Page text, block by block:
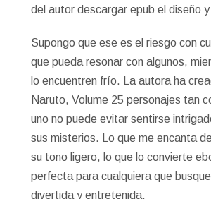
del autor descargar epub el diseño
Supongo que ese es el riesgo con
que pueda resonar con algunos,
lo encuentren frío. La autora ha
Naruto, Volume 25 personajes tan
uno no puede evitar sentirse
sus misterios. Lo que me encanta
su tono ligero, lo que lo convierte
perfecta para cualquiera que
divertida y entretenida.